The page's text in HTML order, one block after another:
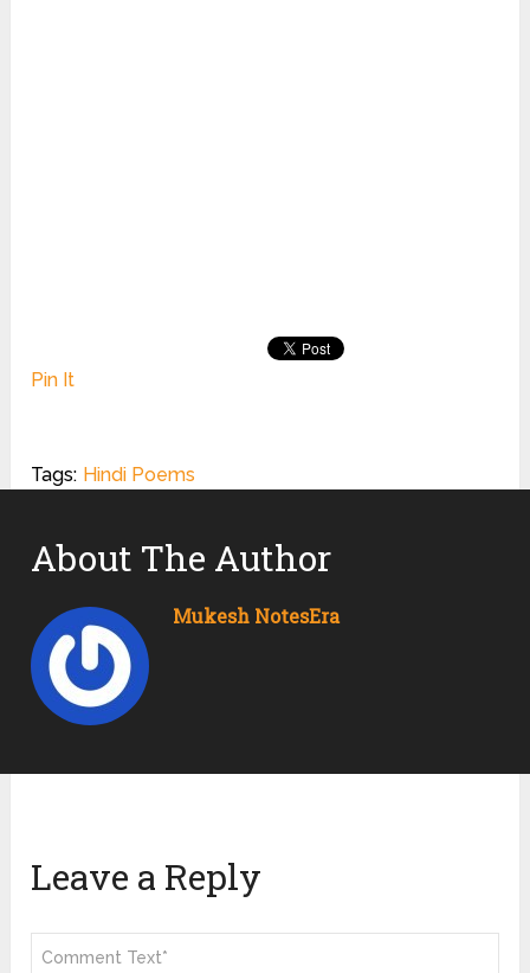
Pin It
Tags: Hindi Poems
About The Author
Mukesh NotesEra
Leave a Reply